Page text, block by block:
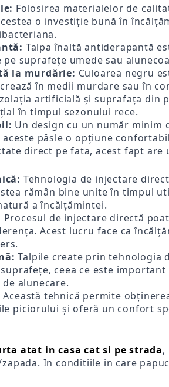
Folosirea materialelor de
o investiție bună în
Talpa înaltă antiderapantă
pe suprafețe umede sau
la murdărie: Culoarea negru
în medii murdare sau în
artificială și suprafața din
în timpul sezonului rece.
Un design cu un număr minim
pâsle o opțiune
direct pe fata, acest fapt are
Tehnologia de injectare
rămân bine unite în timpul
a încălțămintei.
Procesul de injectare directă
Acest lucru face ca
Talpile create prin tehnologia
ceea ce este
alunecare.
Această tehnică permite
piciorului și oferă un confort
atat in casa cat si pe strada,
In conditiile in care